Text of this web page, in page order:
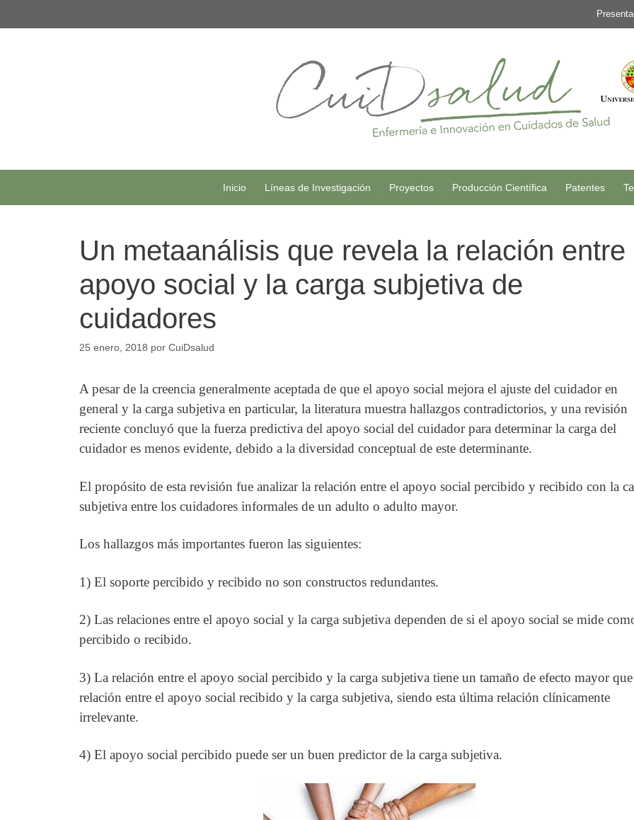
al
Inicio Líneas de Investigación Proyectos Producción Científica Patentes
Un metaanálisis que revela la relación entre
apoyo social y la carga subjetiva de
cuidadores
25 enero, 2018 por CuiDsalud
A pesar de la creencia generalmente aceptada de que el apoyo social mejora el ajuste del cuidador en
general y la carga subjetiva en particular, la literatura muestra hallazgos contradictorios, y una revisión
reciente concluyó que la fuerza predictiva del apoyo social del cuidador para determinar la carga del
cuidador es menos evidente, debido a la diversidad conceptual de este determinante.
El propósito de esta revisión fue analizar la relación entre el apoyo social percibido y recibido con la
subjetiva entre los cuidadores informales de un adulto o adulto mayor.
Los hallazgos más importantes fueron las siguientes:
1) El soporte percibido y recibido no son constructos redundantes.
2) Las relaciones entre el apoyo social y la carga subjetiva dependen de si el apoyo social se mide
percibido o recibido.
3) La relación entre el apoyo social percibido y la carga subjetiva tiene un tamaño de efecto mayor
relación entre el apoyo social recibido y la carga subjetiva, siendo esta última relación clínicamente
irrelevante.
4) El apoyo social percibido puede ser un buen predictor de la carga subjetiva.